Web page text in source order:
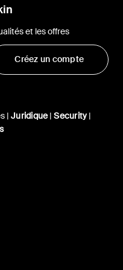
et les offres
Créez un compte
Youtube
TikTok
|Juridique|Security |